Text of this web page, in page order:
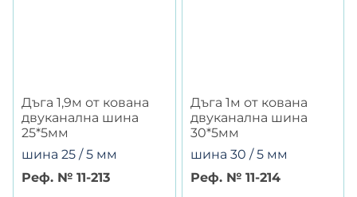
Дъга 1,9м от кована
двуканална шина
25*5мм
шина 25 / 5 мм
Реф. № 11-213
Дъга 1м от кована
двуканална шина
30*5мм
шина 30 / 5 мм
Реф. № 11-214